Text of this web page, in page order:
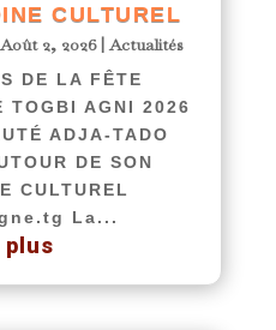
CULTUREL
Août 2, 2026|Actualités
DE LA FÊTE
TOGBI AGNI 2026
ADJA-TADO
DE SON
CULTUREL
La...
plus